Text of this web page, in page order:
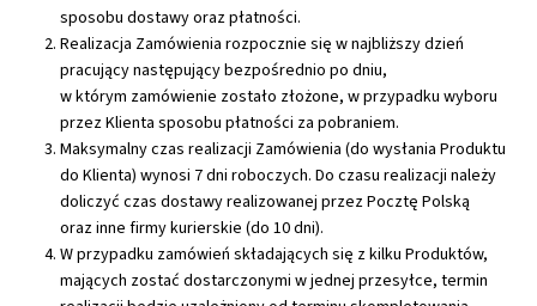
sposobu dostawy oraz płatności.
Realizacja Zamówienia rozpocznie się w najbliższy dzień
pracujący następujący bezpośrednio po dniu,
w którym zamówienie zostało złożone, w przypadku wyboru
przez Klienta sposobu płatności za pobraniem.
Maksymalny czas realizacji Zamówienia (do wysłania Produktu
do Klienta) wynosi 7 dni roboczych. Do czasu realizacji należy
doliczyć czas dostawy realizowanej przez Pocztę Polską
oraz inne firmy kurierskie (do 10 dni).
W przypadku zamówień składających się z kilku Produktów,
mających zostać dostarczonymi w jednej przesyłce, termin